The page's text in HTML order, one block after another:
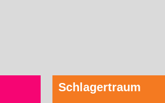
Schlagertraum